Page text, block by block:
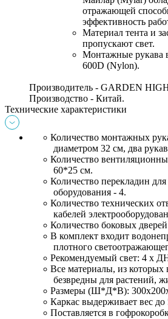
отражающей
эффективность
Материал тента и
пропускают свет.
Монтажные рукава
600D (Nylon).
Производитель - GARDEN
Производство - Китай.
Технические характеристики
Количество монтажных
диаметром 32 см, два
Количество
60*25 см.
Количество перекладин
оборудования - 4.
Количество технических
кабелей
Количество боковых
В комплект входит
плотного
Рекомендуемый свет: 4 х
Все материалы, из которых
безвредны для растений,
Размеры (Ш*Д*В):
Каркас выдерживает вес до
Поставляется в